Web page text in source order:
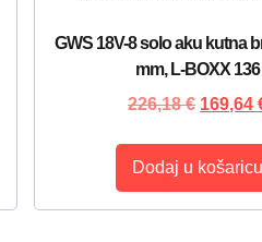
GWS 18V-8 solo aku kutna
mm, L-BOXX 136
226,18€ 169,64
Dodaj u košaricu